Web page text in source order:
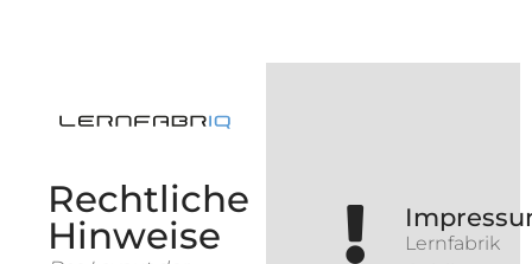
Rechtliche
Hinweise
Lernfabrik